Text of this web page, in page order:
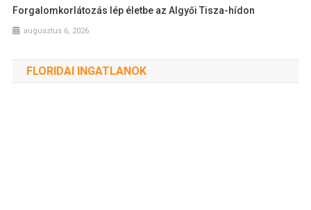
Forgalomkorlátozás lép életbe az Algyői Tisza-hídon
augusztus 6, 2026
FLORIDAI INGATLANOK